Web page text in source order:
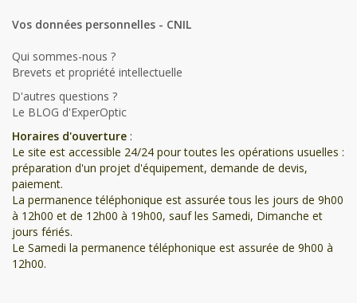
Vos données personnelles - CNIL
Qui sommes-nous ?
Brevets et propriété intellectuelle
D'autres questions ?
Le BLOG d'ExperOptic
Horaires d'ouverture :
Le site est accessible 24/24 pour toutes les opérations usuelles :
préparation d'un projet d'équipement, demande de devis,
paiement.
La permanence téléphonique est assurée tous les jours de 9h00
à 12h00 et de 12h00 à 19h00, sauf les Samedi, Dimanche et
jours fériés.
Le Samedi la permanence téléphonique est assurée de 9h00 à
12h00.